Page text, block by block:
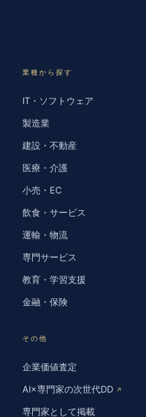
業種から探す
IT・ソフトウェア
製造業
建設・不動産
医療・介護
小売・EC
飲食・サービス
運輸・物流
専門サービス
教育・学習支援
金融・保険
その他
企業価値査定
AI×専門家の次世代DD ↗
専門家として掲載